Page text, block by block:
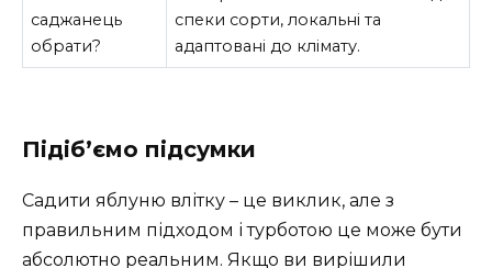
саджанець
обрати?
спеки сорти, локальні та
адаптовані до клімату.
Підіб’ємо підсумки
Садити яблуню влітку – це виклик, але з
правильним підходом і турботою це може бути
абсолютно реальним. Якщо ви вирішили